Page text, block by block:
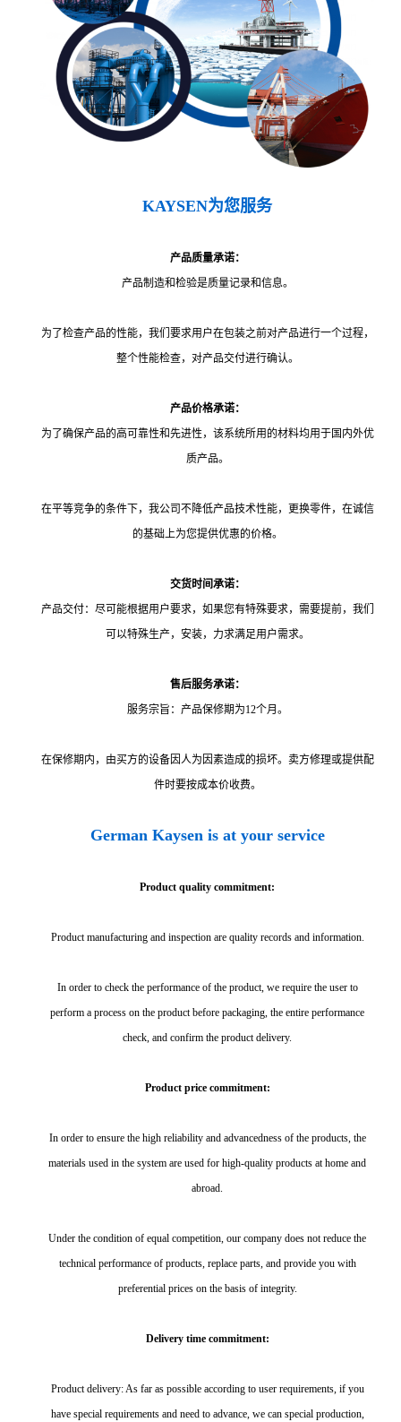
KAYSEN为您服务
产品质量承诺：
产品制造和检验是质量记录和信息。
为了检查产品的性能，我们要求用户在包装之前对产品进行一个过程，
整个性能检查，对产品交付进行确认。
产品价格承诺：
为了确保产品的高可靠性和先进性，该系统所用的材料均用于国内外优
质产品。
在平等竞争的条件下，我公司不降低产品技术性能，更换零件，在诚信
的基础上为您提供优惠的价格。
交货时间承诺：
产品交付：尽可能根据用户要求，如果您有特殊要求，需要提前，我们
可以特殊生产，安装，力求满足用户需求。
售后服务承诺：
服务宗旨：产品保修期为12个月。
在保修期内，由买方的设备因人为因素造成的损坏。卖方修理或提供配
件时要按成本价收费。
German Kaysen is at your service
Product quality commitment:
Product manufacturing and inspection are quality records and information.
In order to check the performance of the product, we require the user to
perform a process on the product before packaging, the entire performance
check, and confirm the product delivery.
Product price commitment:
In order to ensure the high reliability and advancedness of the products, the
materials used in the system are used for high-quality products at home and
abroad.
Under the condition of equal competition, our company does not reduce the
technical performance of products, replace parts, and provide you with
preferential prices on the basis of integrity.
Delivery time commitment:
Product delivery: As far as possible according to user requirements, if you
have special requirements and need to advance, we can special production,